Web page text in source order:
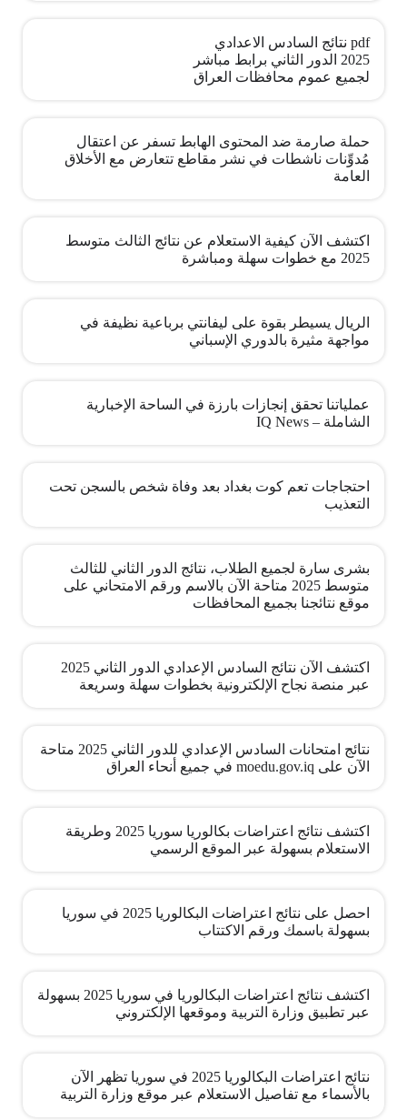
pdf نتائج السادس الاعدادي
2025 الدور الثاني برابط مباشر
لجميع عموم محافظات العراق
حملة صارمة ضد المحتوى الهابط تسفر عن اعتقال
مُدوِّنات ناشطات في نشر مقاطع تتعارض مع الأخلاق
العامة
اكتشف الآن كيفية الاستعلام عن نتائج الثالث متوسط
2025 مع خطوات سهلة ومباشرة
الريال يسيطر بقوة على ليفانتي برباعية نظيفة في
مواجهة مثيرة بالدوري الإسباني
عملياتنا تحقق إنجازات بارزة في الساحة الإخبارية
الشاملة – IQ News
احتجاجات تعم كوت بغداد بعد وفاة شخص بالسجن تحت
التعذيب
بشرى سارة لجميع الطلاب، نتائج الدور الثاني للثالث
متوسط 2025 متاحة الآن بالاسم ورقم الامتحاني على
موقع نتائجنا بجميع المحافظات
اكتشف الآن نتائج السادس الإعدادي الدور الثاني 2025
عبر منصة نجاح الإلكترونية بخطوات سهلة وسريعة
نتائج امتحانات السادس الإعدادي للدور الثاني 2025 متاحة
الآن على moedu.gov.iq في جميع أنحاء العراق
اكتشف نتائج اعتراضات بكالوريا سوريا 2025 وطريقة
الاستعلام بسهولة عبر الموقع الرسمي
احصل على نتائج اعتراضات البكالوريا 2025 في سوريا
بسهولة باسمك ورقم الاكتتاب
اكتشف نتائج اعتراضات البكالوريا في سوريا 2025 بسهولة
عبر تطبيق وزارة التربية وموقعها الإلكتروني
نتائج اعتراضات البكالوريا 2025 في سوريا تظهر الآن
بالأسماء مع تفاصيل الاستعلام عبر موقع وزارة التربية